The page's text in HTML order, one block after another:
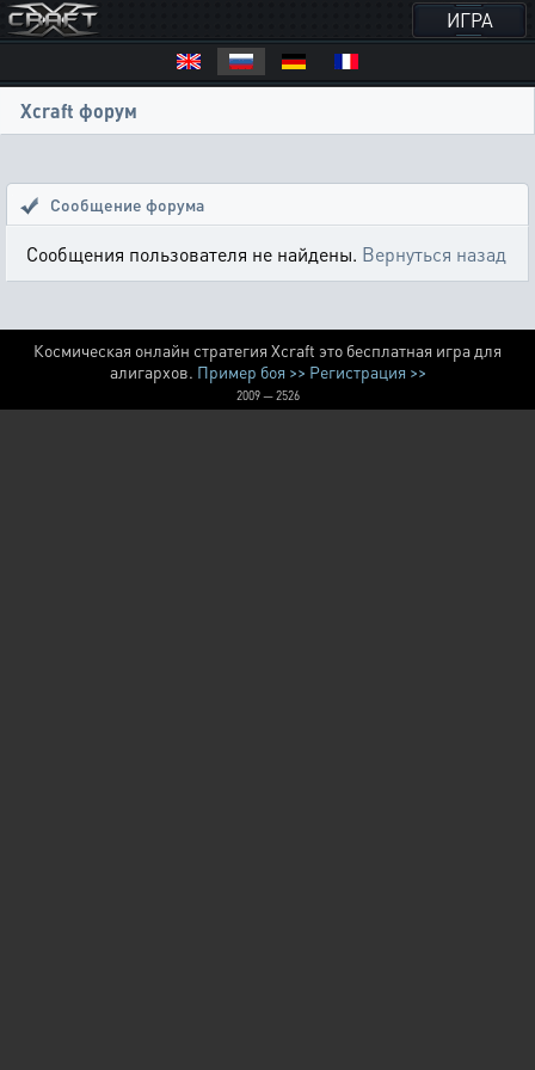
ИГРА
Xcraft форум
Сообщение форума
Сообщения пользователя не найдены. Вернуться назад
Космическая онлайн стратегия Xcraft это бесплатная игра для
алигархов. Пример боя >> Регистрация >>
2009 — 2526